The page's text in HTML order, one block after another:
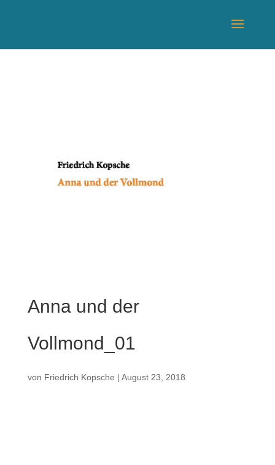
Anna und der
Vollmond_01
von Friedrich Kopsche | August 23, 2018